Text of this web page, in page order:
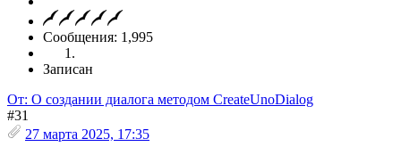
Сообщения: 1,995
Записан
От: О создании диалога методом CreateUnoDialog
#31
27 марта 2025, 17:35